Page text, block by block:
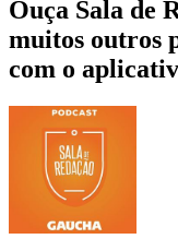
Ouça Sala de
muitos outros
com o